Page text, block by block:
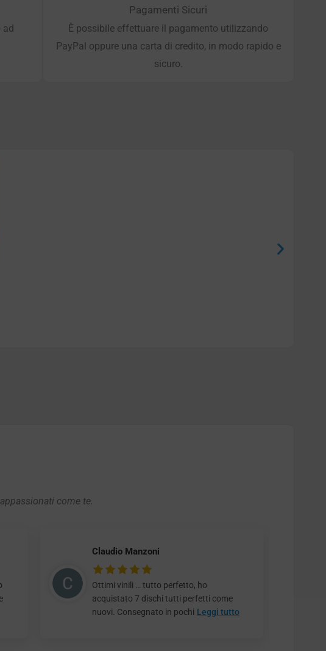
ad
Pagamenti Sicuri
È possibile effettuare il pagamento utilizzando
PayPal oppure una carta di credito, in modo rapido e
sicuro.
come te.
Claudio Manzoni
Ottimi vinili … tutto perfetto, ho
acquistato 7 dischi tutti perfetti come
nuovi. Consegnato in pochi Leggi tutto